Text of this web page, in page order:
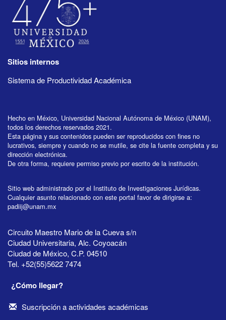
Sitios internos
Sistema de Productividad Académica
Hecho en México, Universidad Nacional Autónoma de México (UNAM),
todos los derechos reservados 2021.
Esta página y sus contenidos pueden ser reproducidos con fines no
lucrativos, siempre y cuando no se mutile, se cite la fuente completa y su
dirección electrónica.
De otra forma, requiere permiso previo por escrito de la institución.
Sitio web administrado por el Instituto de Investigaciones Jurídicas.
Cualquier asunto relacionado con este portal favor de dirigirse a:
padiij@unam.mx
Circuito Maestro Mario de la Cueva s/n
Ciudad Universitaria, Alc. Coyoacán
Ciudad de México, C.P. 04510
Tel. +52(55)5622 7474
¿Cómo llegar?
Suscripción a actividades académicas